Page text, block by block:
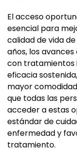
El acceso
esencial para
calidad de vida
años, los
con tratamientos
eficacia
mayor
que todas las
acceder a estas
estándar de
enfermedad y
tratamiento.